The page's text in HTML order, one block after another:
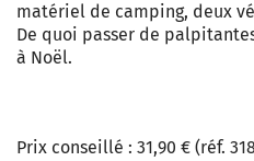
matériel de camping, deux
De quoi passer de
à Noël.
Prix conseillé : 31,90 € (réf.